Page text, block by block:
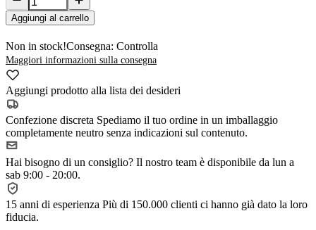
Aggiungi al carrello
Non in stock!Consegna: Controlla
Maggiori informazioni sulla consegna
Aggiungi prodotto alla lista dei desideri
Confezione discreta Spediamo il tuo ordine in un imballaggio
completamente neutro senza indicazioni sul contenuto.
Hai bisogno di un consiglio? Il nostro team è disponibile da lun a
sab 9:00 - 20:00.
15 anni di esperienza Più di 150.000 clienti ci hanno già dato la loro
fiducia.